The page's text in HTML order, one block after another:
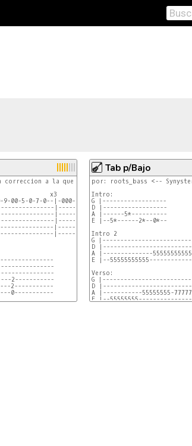
correccion a la que ya estaba.
x3
9-00-5-0-7-0--|-000-5-00-10-00-9-00-10-0-9-0
|-----------------------------
|-----------------------------
|-----------------------------
|-----------------------------
|-----------------------------
2-----------
2-----------
0-----------
Tab p/Bajo
por: roots_bass <-- Synyster
Intro:
G |------------------
D |------------------
A |------5*----------
E |--5*------2*--0*--
Intro 2
G
D
A |--------------
E |--55555555555-------------
Verso:
G
D
A |-----------55555555-
E |--